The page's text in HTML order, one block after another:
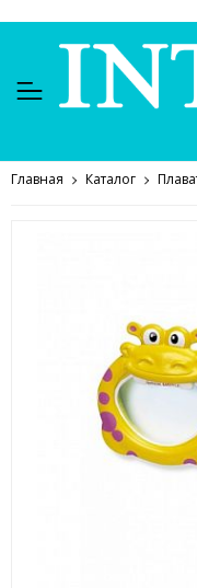
Главная Каталог